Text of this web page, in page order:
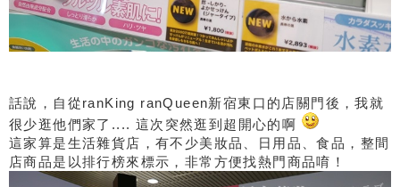
話說，自從ranKing ranQueen新宿東口的店關門後，我就
很少逛他們家了.... 這次突然逛到超開心的啊
這家算是生活雜貨店，有不少美妝品、日用品、食品，整間
店商品是以排行榜來標示，非常方便找熱門商品唷！